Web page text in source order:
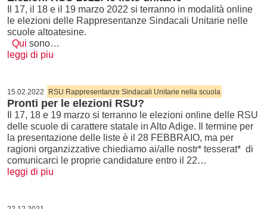
Il 17, il 18 e il 19 marzo 2022 si terranno in modalità online
le elezioni delle Rappresentanze Sindacali Unitarie nelle
scuole altoatesine.
Qui sono…
leggi di piu
15.02.2022 RSU Rappresentanze Sindacali Unitarie nella scuola
Pronti per le elezioni RSU?
Il 17, 18 e 19 marzo si terranno le elezioni online delle RSU
delle scuole di carattere statale in Alto Adige. Il termine per
la presentazione delle liste è il 28 FEBBRAIO, ma per
ragioni organzizzative chiediamo ai/alle nostr* tesserat* di
comunicarci le proprie candidature entro il 22…
leggi di piu